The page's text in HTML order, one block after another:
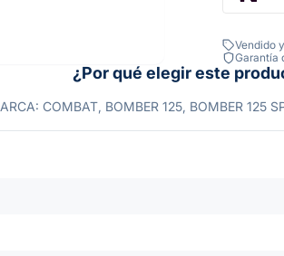
Vendido
Garantía
¿Por qué elegir este
COMBAT, BOMBER 125, BOMBER 125